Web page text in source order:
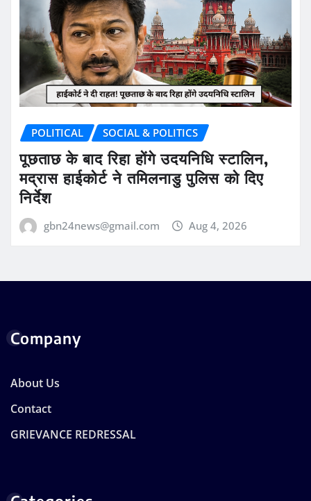
POLITICAL SOCIAL & POLITICS
पूछताछ के बाद रिहा होंगे उदयनिधि स्टालिन,
मद्रास हाईकोर्ट ने तमिलनाडु पुलिस को दिए
निर्देश
gbn24news@gmail.com Aug 4, 2026
Company
About Us
Contact
GRIEVANCE REDRESSAL